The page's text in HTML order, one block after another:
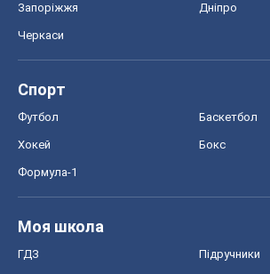
Запоріжжя Дніпро
Черкаси
Спорт
Футбол Баскетбол
Хокей Бокс
Формула-1
Моя школа
ГДЗ Підручники